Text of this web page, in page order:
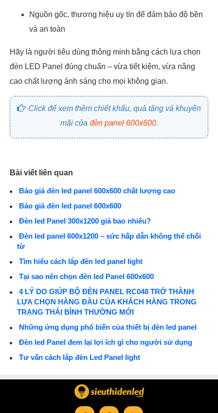
Nguồn gốc, thương hiệu uy tín để đảm bảo độ bền
và an toàn
Hãy là người tiêu dùng thông minh bằng cách lựa chọn
đèn LED Panel đúng chuẩn – vừa tiết kiệm, vừa nâng
cao chất lượng ánh sáng cho mọi không gian.
Click để xem thêm chiết khấu, quà tặng và khuyến
mãi của đèn panel 600x600.
Bài viết liên quan
Báo giá đèn led panel 600x600 chất lượng cao
Báo giá đèn led panel 600x600
Đèn led Panel 300x1200 giá bao nhiêu?
Đèn led panel 600x1200 – sức hấp dẫn không thể chối
từ
Tìm hiểu cách lắp đèn led panel light
Tại sao nên chọn đèn led Panel 600x600
4 LÝ DO GIÚP BỘ ĐÈN PANEL RC048 TRỞ THÀNH
LỰA CHỌN HÀNG ĐẦU CỦA KHÁCH HÀNG TRONG
TRẠNG THÁI BÌNH THƯỜNG MỚI
Những ứng dụng phổ biến của thiết bị đèn led panel
Đèn led Panel đem lại lợi ích gì cho người sử dụng
Tư vấn cách lắp đèn Led Panel light